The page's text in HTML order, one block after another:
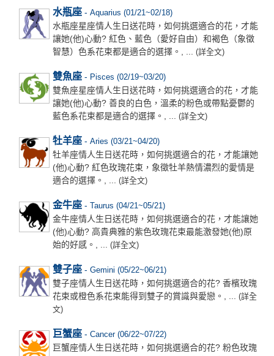
水瓶座 - Aquarius (01/21~02/18)
水瓶座星座情人生日送花時，如何挑選適合的花，才能
讓她(他)心動? 紅色、藍色（愛好自由）和褐色（象徵
智慧）色系花束都是適合的選擇。, ...
(詳全文)
雙魚座 - Pisces (02/19~03/20)
雙魚座星座情人生日送花時，如何挑選適合的花，才能
讓她(他)心動? 善良的白色，溫柔的粉色或帶點憂鬱的
藍色系花束都是適合的選擇。, ...
(詳全文)
牡羊座 - Aries (03/21~04/20)
牡羊座情人生日送花時，如何挑選適合的花，才能讓她
(他)心動? 紅色玫瑰花束，象徵牡羊熱情濃烈的愛情是
適合的選擇。, ...
(詳全文)
金牛座 - Taurus (04/21~05/21)
金牛座情人生日送花時，如何挑選適合的花，才能讓她
(他)心動? 高貴典雅的紫色玫瑰花束最能激發她(他)原
始的好感。, ...
(詳全文)
雙子座 - Gemini (05/22~06/21)
雙子座情人生日送花時，如何挑選適合的花? 香檳玫瑰
花束或橙色系花束能得到雙子的賞識與愛戀。, ...
(詳全
文)
巨蟹座 - Cancer (06/22~07/22)
巨蟹座情人生日送花時，如何挑選適合的花? 粉色玫瑰